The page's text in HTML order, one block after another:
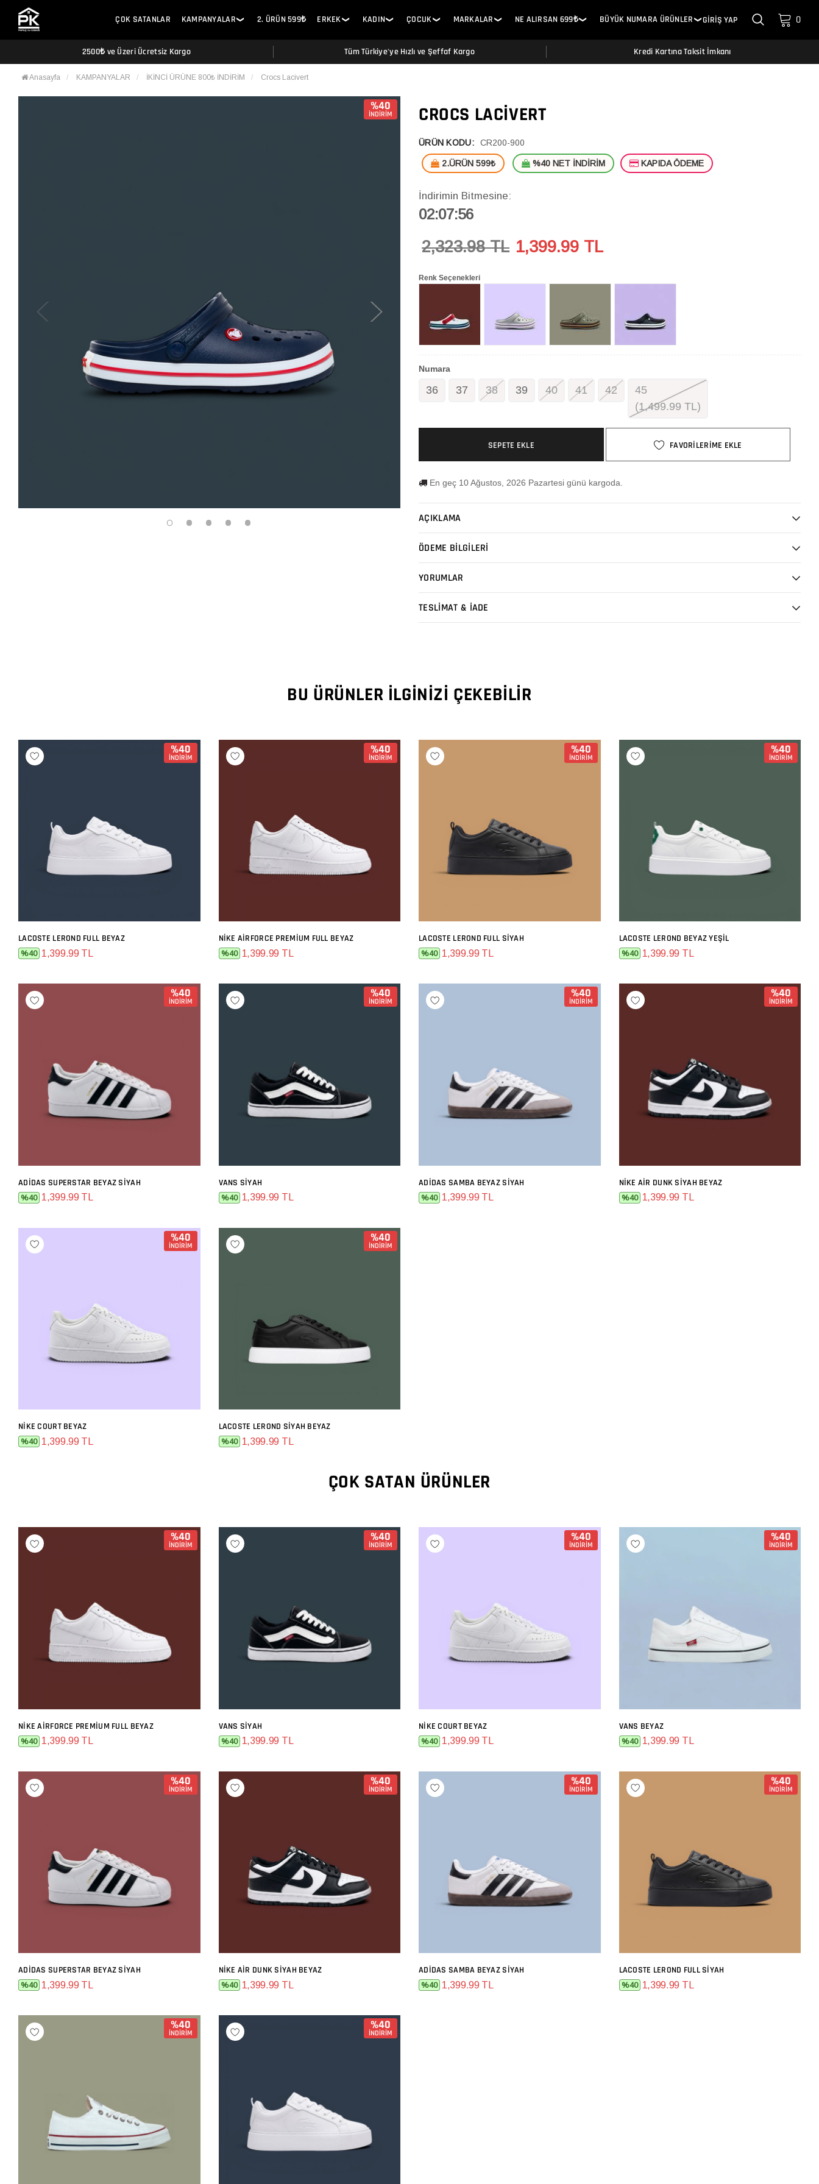
ÇOK SATANLAR KAMPANYALAR ❯ 2. ÜRÜN 599₺ ERKEK ❯ KADIN❯ ÇOCUK ❯ MARKALAR ❯ NE ALIRSAN 699₺❯ BÜYÜK NUMARA ÜRÜNLER ❯GİRİŞ YAP 0
2500₺ ve Üzeri Ücretsiz Kargo Tüm Türkiye'ye Hızlı ve Şeffaf Kargo Kredi Kartına Taksit İmkanı
Anasayfa KAMPANYALAR İKİNCİ ÜRÜNE 800₺ İNDİRİM Crocs Lacivert
%40
İNDİRİM CROCS LACIVERT
ÜRÜN KODU: CR200-900
2.ÜRÜN 599₺ %40 NET İNDİRİM KAPIDA ÖDEME
İndirimin Bitmesine:
02:07:55
2,323.98 TL 1,399.99 TL
Renk Seçenekleri
Numara
36 37 38 39 40 41 42
45
(1,499.99 TL)
SEPETE EKLE FAVORİLERİME EKLE
En geç 10 Ağustos, 2026 Pazartesi günü kargoda.
AÇIKLAMA
ÖDEME BİLGİLERİ
YORUMLAR
TESLİMAT & İADE
BU ÜRÜNLER İLGINIZI ÇEKEBILIR
%40
İNDİRİM
SEPETE EKLE
LACOSTE LEROND FULL BEYAZ
%40 1,399.99 TL
%40
İNDİRİM
SEPETE EKLE
NIKE AIRFORCE PREMIUM FULL BEYAZ
%40 1,399.99 TL
%40
İNDİRİM
SEPETE EKLE
LACOSTE LEROND FULL SIYAH
%40 1,399.99 TL
%40
İNDİRİM
SEPETE EKLE
LACOSTE LEROND BEYAZ YEŞIL
%40 1,399.99 TL
%40
İNDİRİM
SEPETE EKLE
ADIDAS SUPERSTAR BEYAZ SIYAH
%40 1,399.99 TL
%40
İNDİRİM
VANS SIYAH
%40 1,399.99 TL
%40
İNDİRİM
SEPETE EKLE
ADIDAS SAMBA BEYAZ SIYAH
%40 1,399.99 TL
%40
İNDİRİM
SEPETE EKLE
NIKE AIR DUNK SIYAH BEYAZ
%40 1,399.99 TL
%40
İNDİRİM
NIKE COURT BEYAZ
%40 1,399.99 TL
%40
İNDİRİM
SEPETE EKLE
LACOSTE LEROND SIYAH BEYAZ
%40 1,399.99 TL
ÇOK SATAN ÜRÜNLER
%40
İNDİRİM
SEPETE EKLE
NIKE AIRFORCE PREMIUM FULL BEYAZ
%40 1,399.99 TL
%40
İNDİRİM
VANS SIYAH
%40 1,399.99 TL
%40
İNDİRİM
NIKE COURT BEYAZ
%40 1,399.99 TL
%40
İNDİRİM
VANS BEYAZ
%40 1,399.99 TL
%40
İNDİRİM
SEPETE EKLE
ADIDAS SUPERSTAR BEYAZ SIYAH
%40 1,399.99 TL
%40
İNDİRİM
SEPETE EKLE
NIKE AIR DUNK SIYAH BEYAZ
%40 1,399.99 TL
%40
İNDİRİM
SEPETE EKLE
ADIDAS SAMBA BEYAZ SIYAH
%40 1,399.99 TL
%40
İNDİRİM
SEPETE EKLE
LACOSTE LEROND FULL SIYAH
%40 1,399.99 TL
%40
İNDİRİM
%40
İNDİRİM